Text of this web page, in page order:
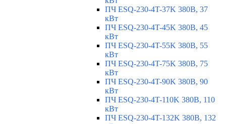
ПЧ ESQ-230-4T-37K 380В, 37
кВт
ПЧ ESQ-230-4T-45K 380В, 45
кВт
ПЧ ESQ-230-4T-55K 380В, 55
кВт
ПЧ ESQ-230-4T-75K 380В, 75
кВт
ПЧ ESQ-230-4T-90K 380В, 90
кВт
ПЧ ESQ-230-4T-110K 380В, 110
кВт
ПЧ ESQ-230-4T-132K 380В, 132